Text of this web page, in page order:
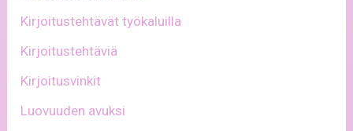
Kirjoitustehtävät työkaluilla
Kirjoitustehtäviä
Kirjoitusvinkit
Luovuuden avuksi